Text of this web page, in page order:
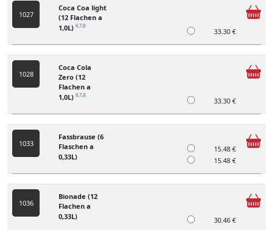
1027
Coca Coa light
(12 Flachen a
1,0L) 6,7,8
33.30 €
1028
Coca Cola
Zero (12
Flachen a
1,0L) 6,7,8
33.30 €
1033
Fassbrause (6
Flaschen a
0,33L)
15.48 €
15.48 €
1036
Bionade (12
Flachen a
0,33L)
30.46 €